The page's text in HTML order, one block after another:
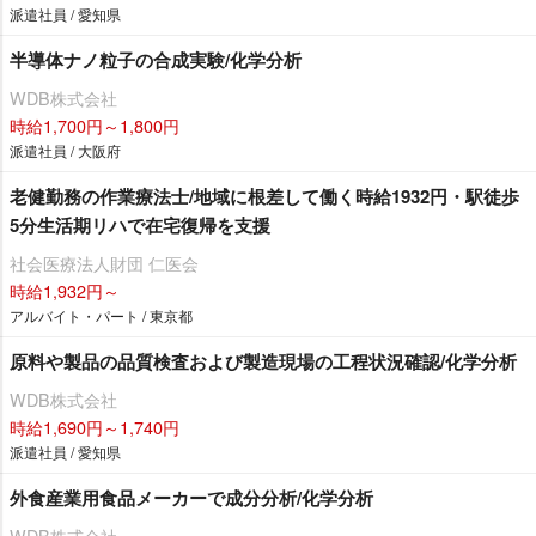
派遣社員 / 愛知県
半導体ナノ粒子の合成実験/化学分析
WDB株式会社
時給1,700円～1,800円
派遣社員 / 大阪府
老健勤務の作業療法士/地域に根差して働く時給1932円・駅徒歩
5分生活期リハで在宅復帰を支援
社会医療法人財団 仁医会
時給1,932円～
アルバイト・パート / 東京都
原料や製品の品質検査および製造現場の工程状況確認/化学分析
WDB株式会社
時給1,690円～1,740円
派遣社員 / 愛知県
外食産業用食品メーカーで成分分析/化学分析